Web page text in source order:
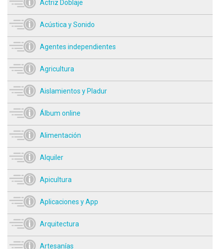
Actriz Doblaje
Acústica y Sonido
Agentes independientes
Agricultura
Aislamientos y Pladur
Álbum online
Alimentación
Alquiler
Apicultura
Aplicaciones y App
Arquitectura
Artesanías